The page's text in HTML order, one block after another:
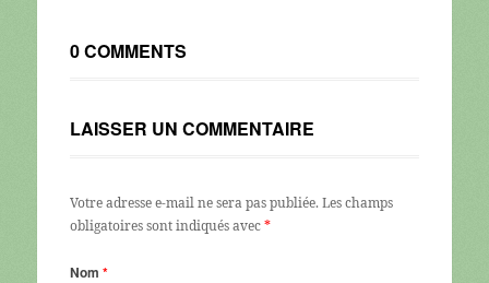
0 COMMENTS
LAISSER UN COMMENTAIRE
Votre adresse e-mail ne sera pas publiée. Les champs
obligatoires sont indiqués avec*
Nom *